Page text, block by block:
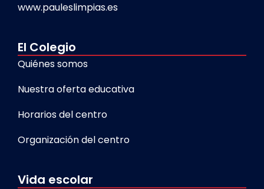
www.pauleslimpias.es
El Colegio
Quiénes somos
Nuestra oferta educativa
Horarios del centro
Organización del centro
Vida escolar